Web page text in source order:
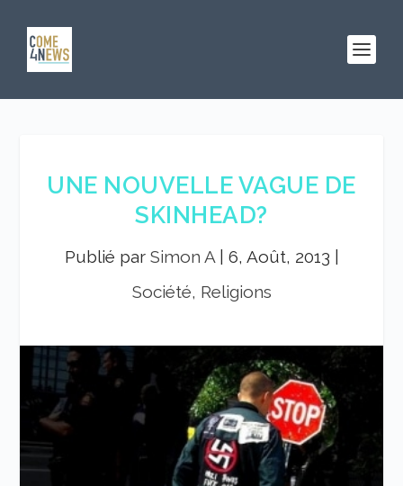
UNE NOUVELLE VAGUE DE
SKINHEAD?
Publié par Simon A| 6, Août, 2013
Société, Religions